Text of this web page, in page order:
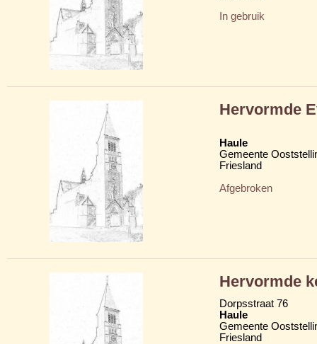
In gebruik
Hervormde
Haule
Gemeente
Friesland
Afgebroken
Hervormde
Dorpsstraat 76
Haule
Gemeente
Friesland